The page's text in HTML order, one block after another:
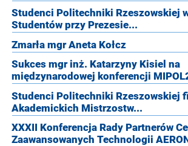
Studenci Politechniki Rzeszowskiej
Studentów przy Prezesie...
Zmarła mgr Aneta Kołcz
Sukces mgr inż. Katarzyny Kisiel na
międzynarodowej konferencji
Studenci Politechniki Rzeszowskiej
Akademickich Mistrzostw...
XXXII Konferencja Rady Partnerów
Zaawansowanych Technologii